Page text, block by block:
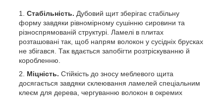
Стабільність. Дубовий щит зберігає стабільну
форму завдяки рівномірному сушінню сировини та
різноспрямованій структурі. Ламелі в плитах
розташовані так, щоб напрям волокон у сусідніх брусках
не збігався. Так вдається запобігти розтріскуванню й
коробленню.
Міцність. Стійкість до зносу меблевого щита
досягається завдяки склеювання ламелей спеціальним
клеєм для дерева, чергуванню волокон в окремих